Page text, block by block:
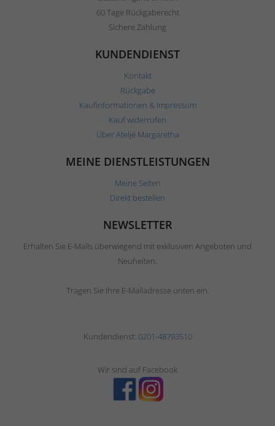
60 Tage Rückgaberecht
Sichere Zahlung
KUNDENDIENST
Kontakt
Rückgabe
Kaufinformationen & Impressum
Kauf widerrufen
Über Ateljé Margaretha
MEINE DIENSTLEISTUNGEN
Meine Seiten
Direkt bestellen
NEWSLETTER
Erhalten Sie E-Mails überwiegend mit exklusiven Angeboten und
Neuheiten.
Tragen Sie Ihre E-Mailadresse unten ein.
Kundendienst: 0201-48793510
Wir sind auf Facebook